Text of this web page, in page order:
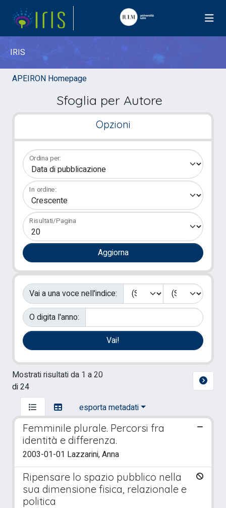
IRIS
APEIRON Homepage
Sfoglia per Autore
Opzioni
Ordina per:
In ordine:
Risultati/Pagina
Vai a una voce nell'indice:
O digita l'anno:
Mostrati risultati da 1 a 20
di 24
esporta metadati
Femminile plurale. Percorsi fra
identità e differenza.
2003-01-01 Lazzarini, Anna
Ripensare lo spazio pubblico nella
sua dimensione fisica, relazionale e
politica